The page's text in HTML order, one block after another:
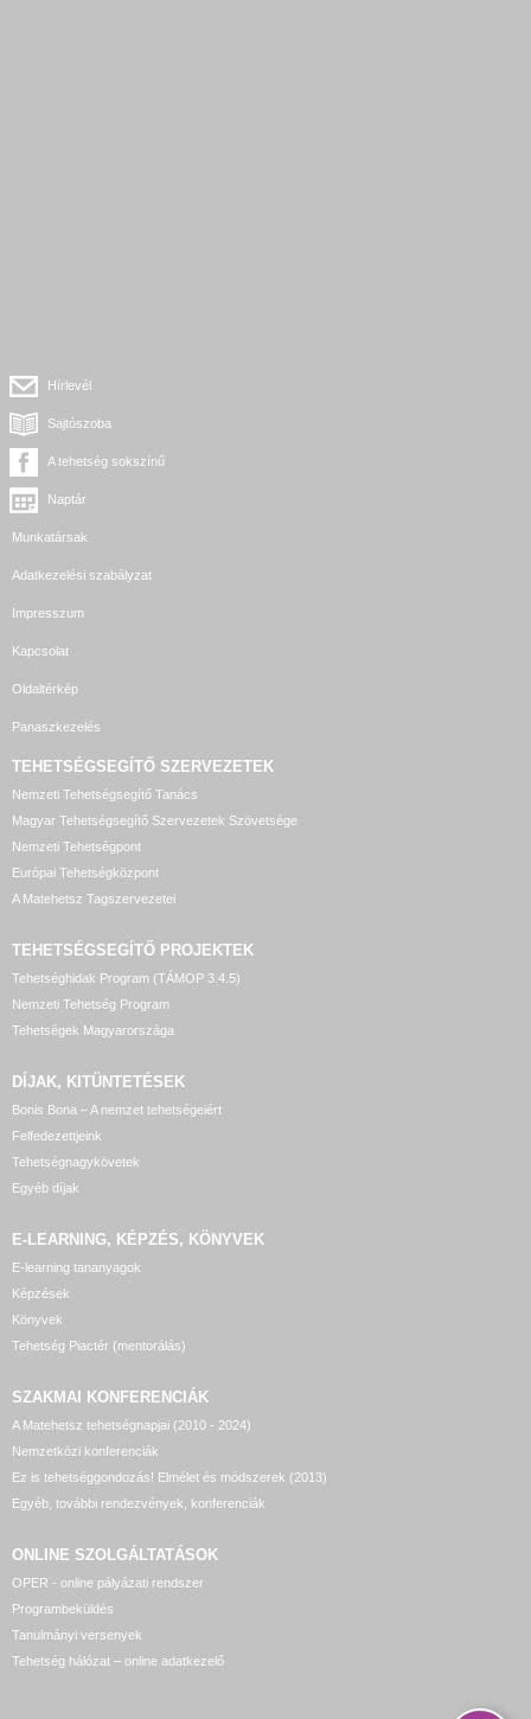
Hírlevél
Sajtószoba
A tehetség sokszínű
Naptár
Munkatársak
Adatkezelési szabályzat
Impresszum
Kapcsolat
Oldaltérkép
Panaszkezelés
TEHETSÉGSEGÍTŐ SZERVEZETEK
Nemzeti Tehetségsegítő Tanács
Magyar Tehetségsegítő Szervezetek Szövetsége
Nemzeti Tehetségpont
Európai Tehetségközpont
A Matehetsz Tagszervezetei
TEHETSÉGSEGÍTŐ PROJEKTEK
Tehetséghidak Program (TÁMOP 3.4.5)
Nemzeti Tehetség Program
Tehetségek Magyarországa
DÍJAK, KITÜNTETÉSEK
Bonis Bona – A nemzet tehetségeiért
Felfedezettjeink
Tehetségnagykövetek
Egyéb díjak
E-LEARNING, KÉPZÉS, KÖNYVEK
E-learning tananyagok
Képzések
Könyvek
Tehetség Piactér (mentorálás)
SZAKMAI KONFERENCIÁK
A Matehetsz tehetségnapjai (2010 - 2024)
Nemzetközi konferenciák
Ez is tehetséggondozás! Elmélet és módszerek (2013)
Egyéb, további rendezvények, konferenciák
ONLINE SZOLGÁLTATÁSOK
OPER - online pályázati rendszer
Programbeküldés
Tanulmányi versenyek
Tehetség hálózat – online adatkezelő